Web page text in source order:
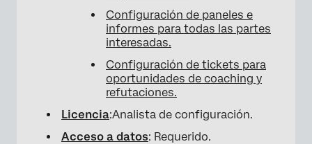
Configuración de paneles e
informes para todas las partes
interesadas.
Configuración de tickets para
oportunidades de coaching y
refutaciones.
Licencia:Analista de configuración.
Acceso a datos: Requerido.